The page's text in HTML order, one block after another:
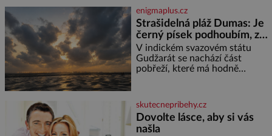
jediného dne můžete
nahlédnout do útrob jedné z
nejvýznamnějších vodních
elektráren v Evropě, vydat se na
horské hřebeny, projet se na
koloběžce a den zakončit
poznáváním památek ve
enigmaplus.cz
Strašidelná pláž Dumas: Je
černý písek podhoubím, ze
kterého roste zlo?
V indickém svazovém státu
Gudžarát se nachází část
pobřeží, které má hodně
Proč má pláž takové netypické
zbarvení? Nakolik jsou pravd
skutecnepribehy.cz
Dovolte lásce, aby si vás
našla